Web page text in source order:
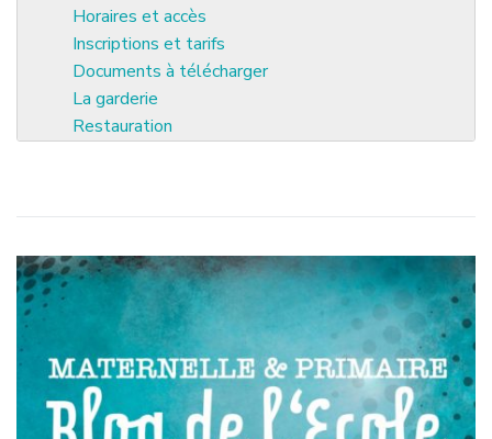
Horaires et accès
Inscriptions et tarifs
Documents à télécharger
La garderie
Restauration